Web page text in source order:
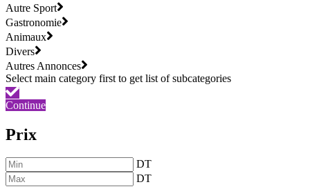
Autre Sport
Gastronomie
Animaux
Divers
Autres Annonces
Continue
Prix
DT
DT